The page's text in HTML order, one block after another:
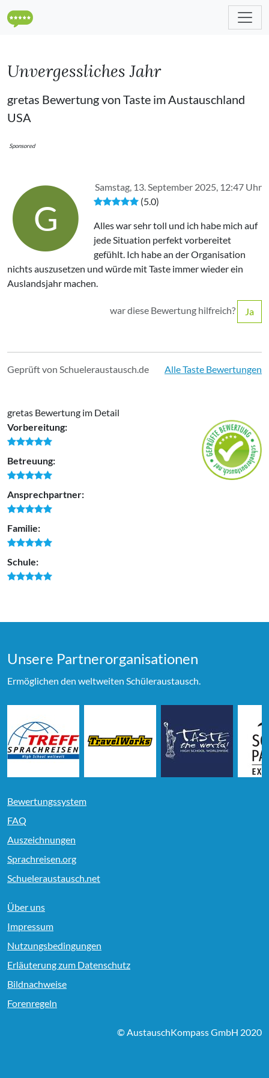
Unvergessliches Jahr
gretas Bewertung von Taste im Austauschland
USA
Sponsored
G
Samstag, 13. September 2025, 12:47 Uhr
(5.0)
Alles war sehr toll und ich habe mich auf
jede Situation perfekt vorbereitet
gefühlt. Ich habe an der Organisation
nichts auszusetzen und würde mit Taste immer wieder ein
Auslandsjahr machen.
war diese Bewertung hilfreich? Ja
Geprüft von Schueleraustausch.de Alle Taste Bewertungen
gretas Bewertung im Detail
Vorbereitung:
Betreuung:
Ansprechpartner:
Familie:
Schule:
Unsere Partner­organi­sationen
Ermöglichen den weltweiten Schüleraustausch.
Bewertungssystem
FAQ
Auszeichnungen
Sprachreisen.org
Schueleraustausch.net
Über uns
Impressum
Nutzungsbedingungen
Erläuterung zum Datenschutz
Bildnachweise
Forenregeln
© AustauschKompass GmbH 2020